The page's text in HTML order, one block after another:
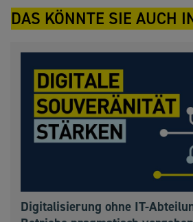
DAS KÖNNTE SIE AUCH
Digitalisierung ohne IT-